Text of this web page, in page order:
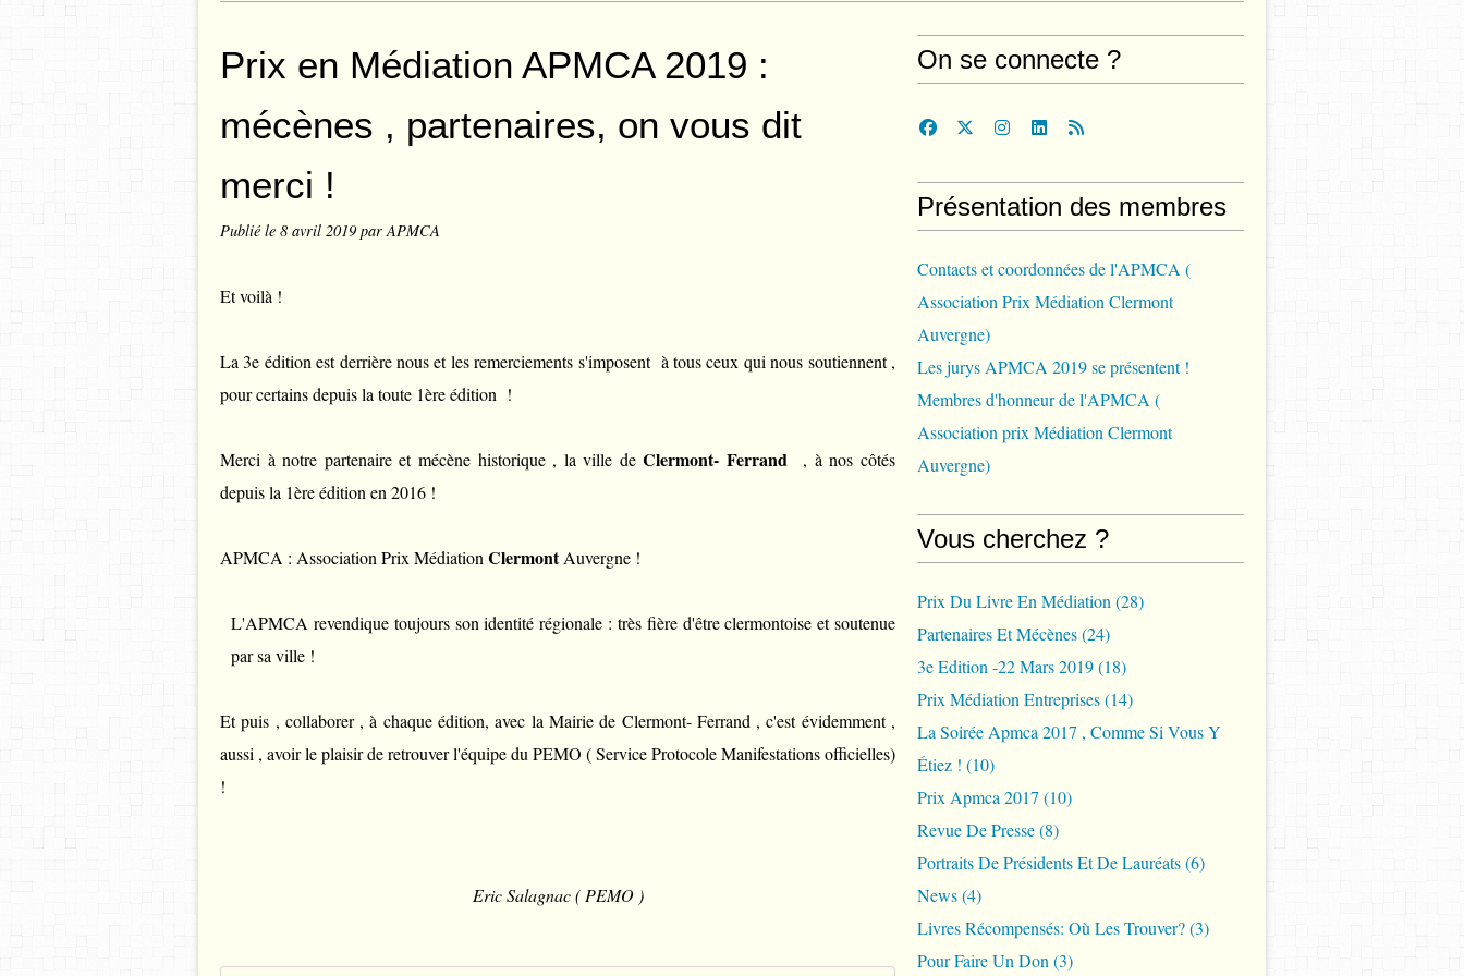
Prix en Médiation APMCA 2019 :
mécènes , partenaires, on vous dit
merci !
Publié le 8 avril 2019 par APMCA
Et voilà !
La 3e édition est derrière nous et les remerciements s'imposent à tous ceux qui nous soutiennent ,
pour certains depuis la toute 1ère édition !
Merci à notre partenaire et mécène historique , la ville deClermont- Ferrand
, à nos côtés
depuis la 1ère édition en 2016 !
APMCA : Association Prix Médiation ClermontAuvergne !
L'APMCA revendique toujours son identité régionale : très fière d'être clermontoise et soutenue
par sa ville !
Et puis , collaborer , à chaque édition, avec la Mairie de Clermont- Ferrand , c'est évidemment ,
aussi , avoir le plaisir de retrouver l'équipe du PEMO ( Service Protocole Manifestations officielles)
!
Eric Salagnac ( PEMO )
On se connecte ?
Présentation des membres
Contacts et coordonnées de l'APMCA (
Association Prix Médiation Clermont
Auvergne)
Les jurys APMCA 2019 se présentent !
Membres d'honneur de l'APMCA (
Association prix Médiation Clermont
Auvergne)
Vous cherchez ?
Prix Du Livre En Médiation (28)
Partenaires Et Mécènes(24)
3e Edition -22 Mars 2019(18)
Prix Médiation Entreprises(14)
La Soirée Apmca 2017 , Comme Si Vous Y
Étiez ! (10)
Prix Apmca 2017 (10)
Revue De Presse(8)
Portraits De Présidents Et De Lauréats(6)
News(4)
Livres Récompensés: Où Les Trouver?(3)
Pour Faire Un Don (3)